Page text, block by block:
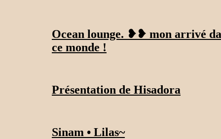
Ocean lounge. ❥❥ mon arrivé
ce monde !
Présentation de Hisadora
Sinam • Lilas~